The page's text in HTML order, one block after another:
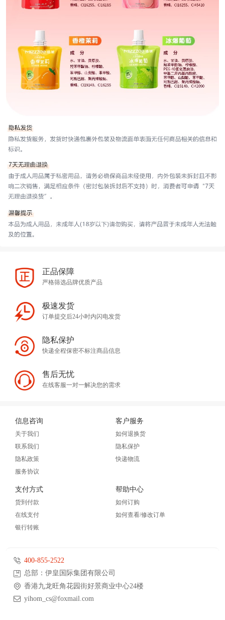
正品保障
严格筛选品牌优质产品
极速发货
订单提交后24小时内闪电发货
隐私保护
快递全程保密不标注商品信息
售后无忧
在线客服一对一解决您的需求
信息咨询
关于我们
联系我们
隐私政策
服务协议
客户服务
如何退换货
隐私保护
快递物流
支付方式
货到付款
在线支付
银行转账
帮助中心
如何订购
如何查看/修改订单
400-855-2522
总部：伊皇国际集团有限公司
香港九龙旺角花园街好景商业中心24楼
yihom_cs@foxmail.com